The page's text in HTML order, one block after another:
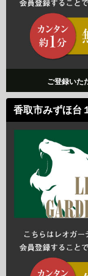
ご登録いた
香取市みずほ台